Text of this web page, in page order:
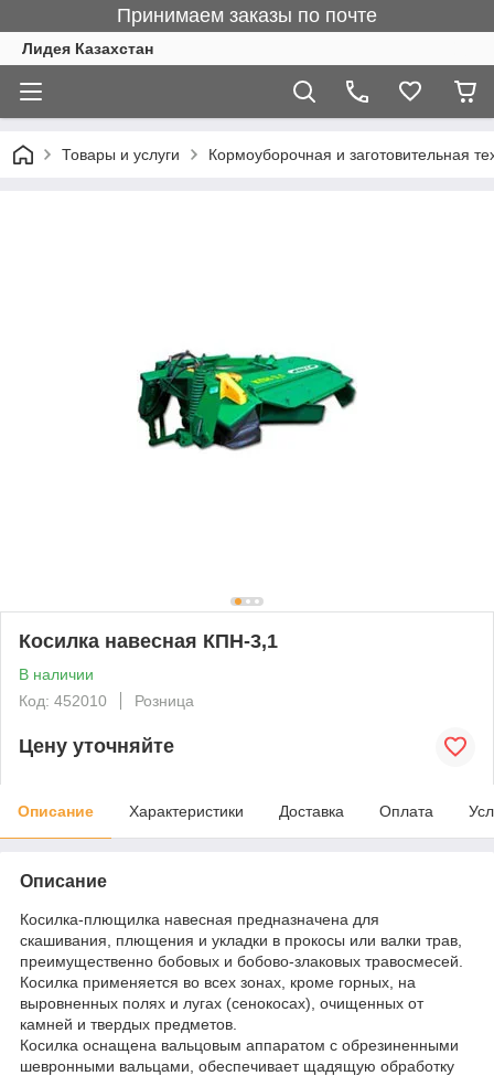
Принимаем заказы по почте
Лидея Казахстан
Товары и услуги Кормоуборочная и заготовительная
Косилка навесная КПН-3,1
В наличии
Код: 452010
Розница
Цену уточняйте
Описание Характеристики Доставка Оплата
Описание
Косилка-плющилка навесная предназначена для
скашивания, плющения и укладки в прокосы или валки трав,
преимущественно бобовых и бобово-злаковых травосмесей.
Косилка применяется во всех зонах, кроме горных, на
выровненных полях и лугах (сенокосах), очищенных от
камней и твердых предметов.
Косилка оснащена вальцовым аппаратом с обрезиненными
шевронными вальцами, обеспечивает щадящую обработку